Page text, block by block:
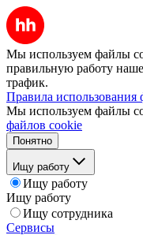
Мы используем файлы
правильную работу
трафик.
Правила использования
Мы используем файлы
файлов cookie
Понятно
Ищу работу
Ищу работу
Ищу работу
Ищу сотрудника
Сервисы